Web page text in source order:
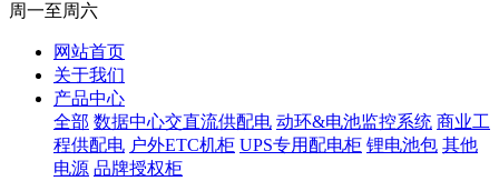
周一至周六
网站首页
关于我们
产品中心
全部 数据中心交直流供配电 动环&电池监控系统 商业工
程供配电 户外ETC机柜 UPS专用配电柜 锂电池包 其他
电源 品牌授权柜